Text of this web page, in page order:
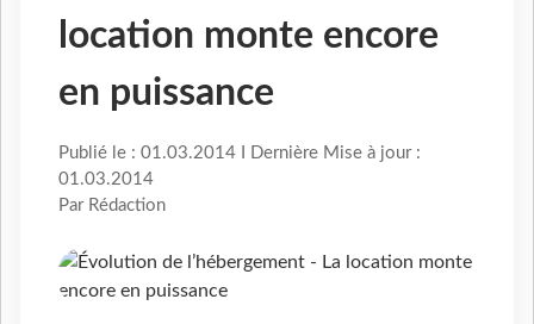
location monte encore
en puissance
Publié le : 01.03.2014 I Dernière Mise à jour :
01.03.2014
Par Rédaction